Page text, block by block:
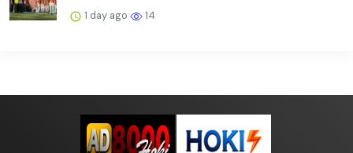
1 day ago 14